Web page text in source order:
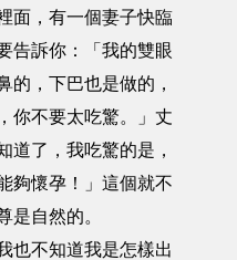
，有一個妻子快臨
告訴你：「我的雙眼
的，下巴也是做的，
你不要太吃驚。」丈
道了，我吃驚的是，
夠懷孕！」這個就不
是自然的。
不知道我是怎樣出